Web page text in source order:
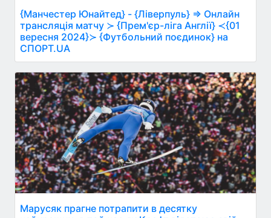
{Манчестер Юнайтед} - {Ліверпуль} ⇒ Онлайн
трансляція матчу ≻ {Прем'єр-ліга Англії} ≺{01
вересня 2024}≻ {Футбольний поєдинок} на
СПОРТ.UA
Марусяк прагне потрапити в десятку